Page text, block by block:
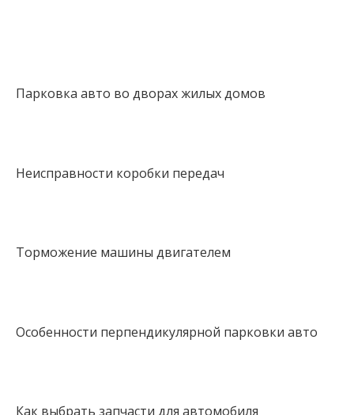
Парковка авто во дворах жилых домов
Неисправности коробки передач
Торможение машины двигателем
Особенности перпендикулярной парковки авто
Как выбрать запчасти для автомобиля